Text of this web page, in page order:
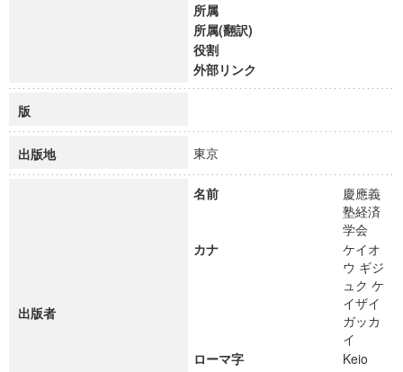
所属
所属(翻訳)
役割
外部リンク
版
出版地 東京
出版者
名前
慶應義
塾経済
学会
カナ
ケイオ
ウ ギジ
ュク ケ
イザイ
ガッカ
イ
ローマ字
Keio